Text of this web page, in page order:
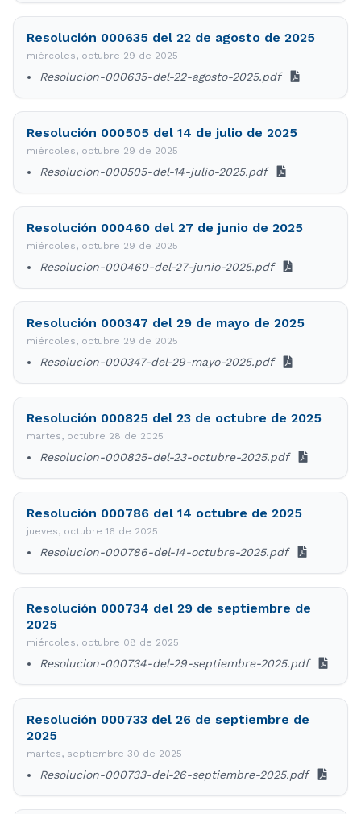
Resolución 000635 del 22 de agosto de 2025
miércoles, octubre 29 de 2025
Resolucion-000635-del-22-agosto-2025.pdf
Resolución 000505 del 14 de julio de 2025
miércoles, octubre 29 de 2025
Resolucion-000505-del-14-julio-2025.pdf
Resolución 000460 del 27 de junio de 2025
miércoles, octubre 29 de 2025
Resolucion-000460-del-27-junio-2025.pdf
Resolución 000347 del 29 de mayo de 2025
miércoles, octubre 29 de 2025
Resolucion-000347-del-29-mayo-2025.pdf
Resolución 000825 del 23 de octubre de 2025
martes, octubre 28 de 2025
Resolucion-000825-del-23-octubre-2025.pdf
Resolución 000786 del 14 octubre de 2025
jueves, octubre 16 de 2025
Resolucion-000786-del-14-octubre-2025.pdf
Resolución 000734 del 29 de septiembre de
2025
miércoles, octubre 08 de 2025
Resolucion-000734-del-29-septiembre-2025.pdf
Resolución 000733 del 26 de septiembre de
2025
martes, septiembre 30 de 2025
Resolucion-000733-del-26-septiembre-2025.pdf